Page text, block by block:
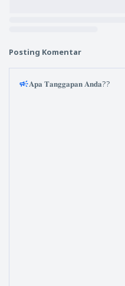
Posting Komentar
𝐀𝐩𝐚 𝐓𝐚𝐧𝐠𝐠𝐚𝐩𝐚𝐧 𝐀𝐧𝐝𝐚??